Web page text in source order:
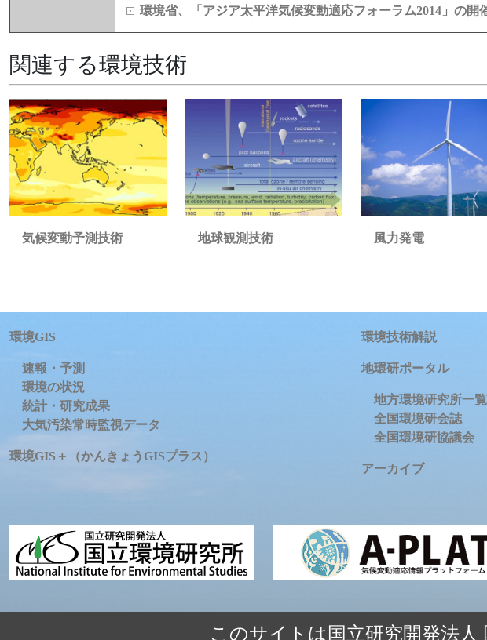
環境省、「アジア太平洋気候変動適応フォーラム2014」の開
関連する環境技術
気候変動予測技術 地球観測技術 風力発電
環境GIS
速報・予測
環境の状況
統計・研究成果
大気汚染常時監視データ
環境GIS＋（かんきょうGISプラス）
環境技術解説
地環研ポータル
地方環境研究所一覧
全国環境研会誌
全国環境研協議会
アーカイブ
このサイトは国立研究開発法人